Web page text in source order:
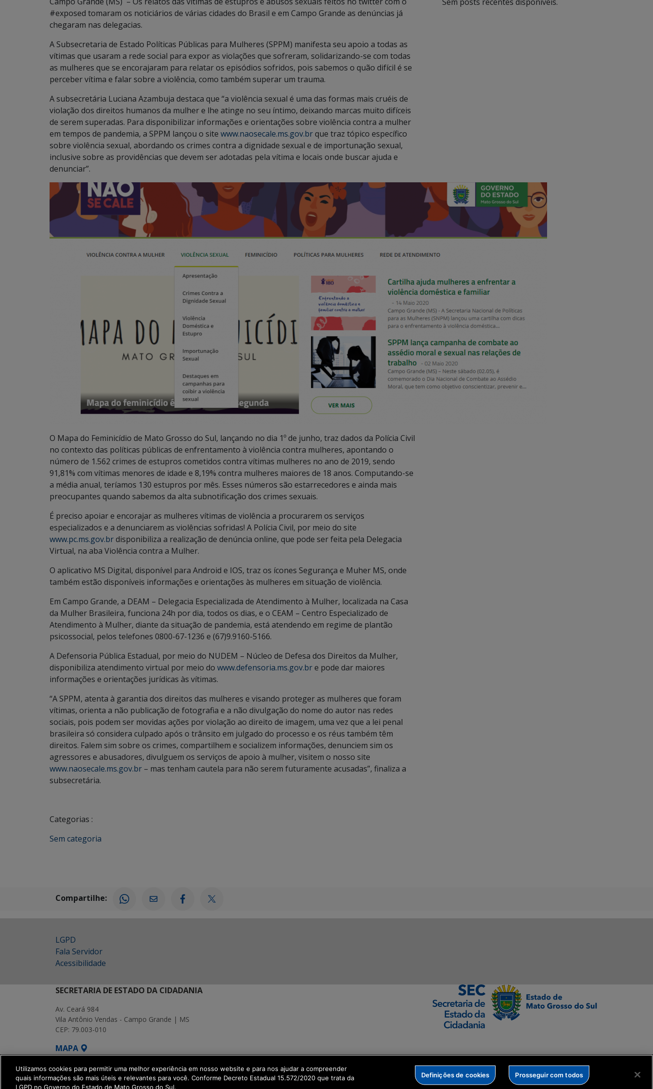
#exposed tomaram os noticiários de várias cidades do Brasil e em Campo Grande as denúncias já
chegaram nas delegacias.
A Subsecretaria de Estado Políticas Públicas para Mulheres (SPPM) manifesta seu apoio a todas as
vítimas que usaram a rede social para expor as violações que sofreram, solidarizando-se com todas
as mulheres que se encorajaram para relatar os episódios sofridos, pois sabemos o quão difícil é se
perceber vítima e falar sobre a violência, como também superar um trauma.
A subsecretária Luciana Azambuja destaca que “a violência sexual é uma das formas mais cruéis de
violação dos direitos humanos da mulher e lhe atinge no seu íntimo, deixando marcas muito difíceis
de serem superadas. Para disponibilizar informações e orientações sobre violência contra a mulher
em tempos de pandemia, a SPPM lançou o site www.naosecale.ms.gov.brque traz tópico específico
sobre violência sexual, abordando os crimes contra a dignidade sexual e de importunação sexual,
inclusive sobre as providências que devem ser adotadas pela vítima e locais onde buscar ajuda e
denunciar”.
O Mapa do Feminicídio de Mato Grosso do Sul, lançando no dia 1º de junho, traz dados da Polícia Civil
no contexto das políticas públicas de enfrentamento à violência contra mulheres, apontando o
número de 1.562 crimes de estupros cometidos contra vítimas mulheres no ano de 2019, sendo
91,81% com vítimas menores de idade e 8,19% contra mulheres maiores de 18 anos. Computando-se
a média anual, teríamos 130 estupros por mês. Esses números são estarrecedores e ainda mais
preocupantes quando sabemos da alta subnotificação dos crimes sexuais.
É preciso apoiar e encorajar as mulheres vítimas de violência a procurarem os serviços
especializados e a denunciarem as violências sofridas! A Polícia Civil, por meio do site
www.pc.ms.gov.brdisponibiliza a realização de denúncia online, que pode ser feita pela Delegacia
Virtual, na aba Violência contra a Mulher.
O aplicativo MS Digital, disponível para Android e IOS, traz os ícones Segurança e Muher MS, onde
também estão disponíveis informações e orientações às mulheres em situação de violência.
Em Campo Grande, a DEAM – Delegacia Especializada de Atendimento à Mulher, localizada na Casa
da Mulher Brasileira, funciona 24h por dia, todos os dias, e o CEAM – Centro Especializado de
Atendimento à Mulher, diante da situação de pandemia, está atendendo em regime de plantão
psicossocial, pelos telefones 0800-67-1236 e (67)9.9160-5166.
A Defensoria Pública Estadual, por meio do NUDEM – Núcleo de Defesa dos Direitos da Mulher,
disponibiliza atendimento virtual por meio do www.defensoria.ms.gov.bre pode dar maiores
informações e orientações jurídicas às vítimas.
“A SPPM, atenta à garantia dos direitos das mulheres e visando proteger as mulheres que foram
vítimas, orienta a não publicação de fotografia e a não divulgação do nome do autor nas redes
sociais, pois podem ser movidas ações por violação ao direito de imagem, uma vez que a lei penal
brasileira só considera culpado após o trânsito em julgado do processo e os réus também têm
direitos. Falem sim sobre os crimes, compartilhem e socializem informações, denunciem sim os
agressores e abusadores, divulguem os serviços de apoio à mulher, visitem o nosso site
www.naosecale.ms.gov.br – mas tenham cautela para não serem futuramente acusadas”, finaliza a
subsecretária.
Categorias :
Sem categoria
Compartilhe:
LGPD
Fala Servidor
Acessibilidade
SECRETARIA DE ESTADO DA CIDADANIA
Av. Ceará 984
Vila Antônio Vendas - Campo Grande | MS
CEP: 79.003-010
MAPA
SETDIG | Secretaria-Executiva de Transformação Digital
Utilizamos cookies para permitir uma melhor experiência em nosso website e para nos ajudar a compreender
quais informações são mais úteis e relevantes para você. Conforme Decreto Estadual 15.572/2020 que trata da
LGPD no Governo do Estado de Mato Grosso do Sul.
Definições de cookies Prosseguir com todos